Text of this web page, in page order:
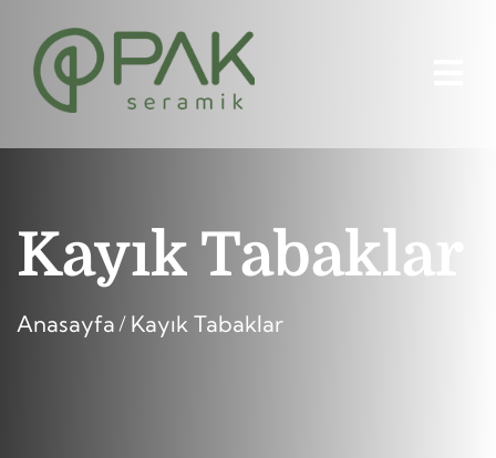
Kayık Tabaklar
Anasayfa Kayık Tabaklar